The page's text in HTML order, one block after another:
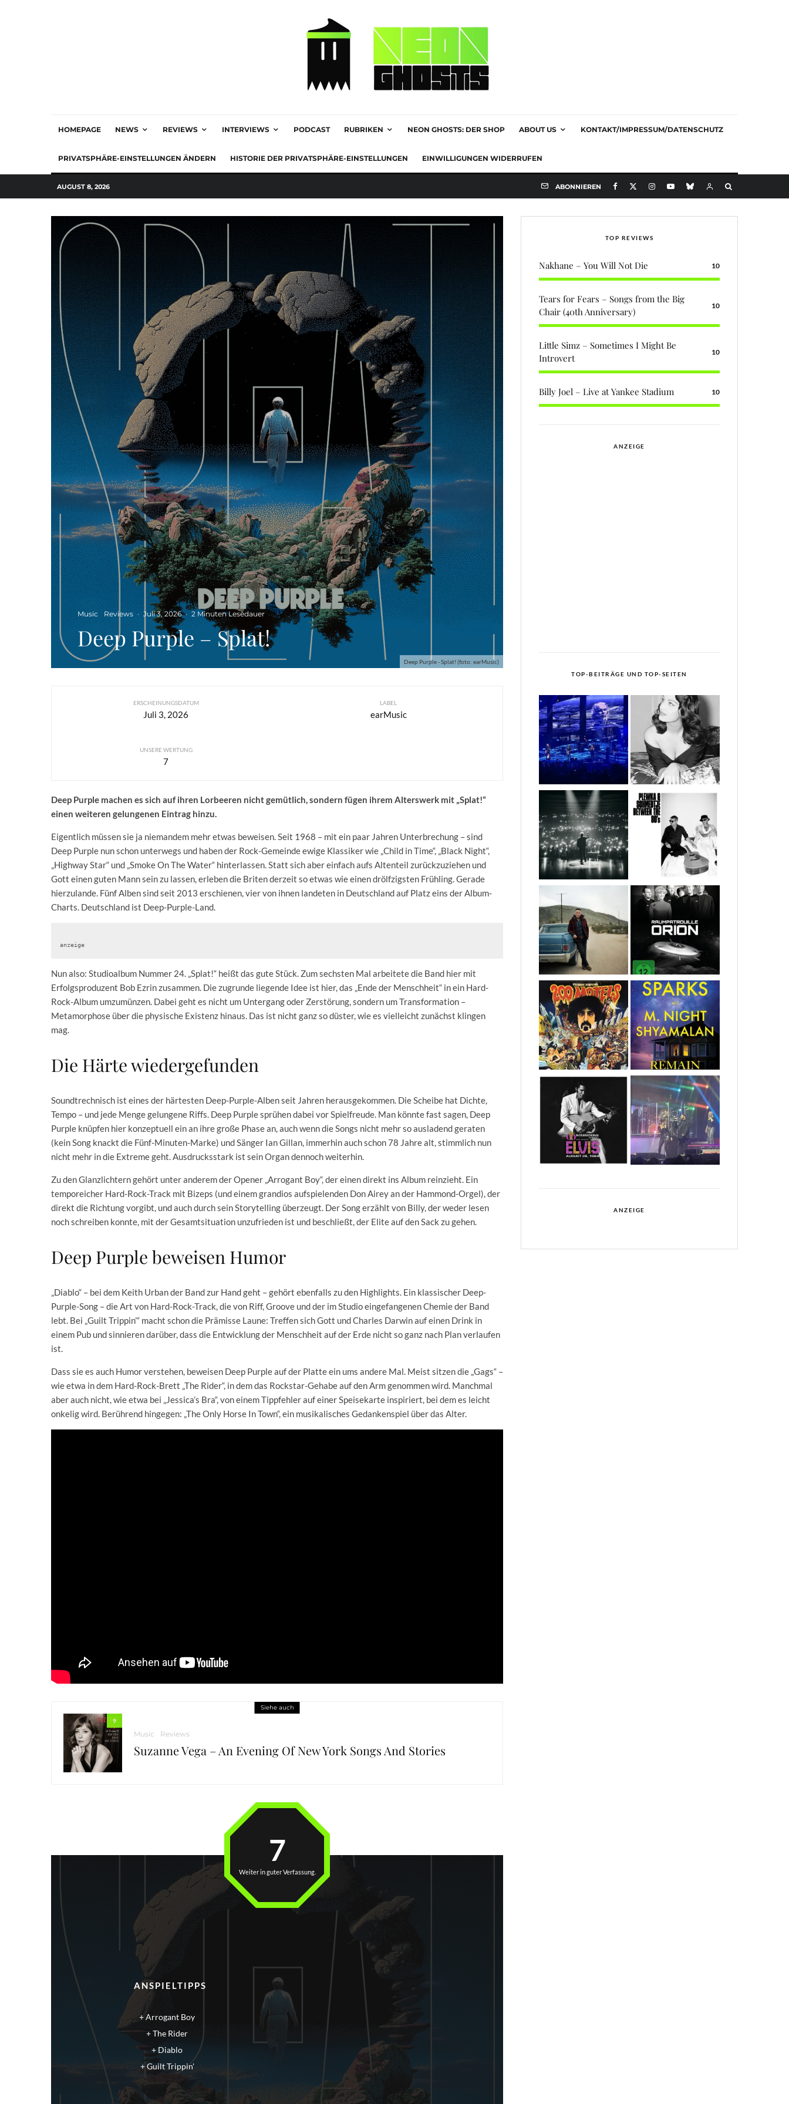
HOMEPAGE NEWS REVIEWS INTERVIEWS PODCAST RUBRIKEN NEON GHOSTS: DER SHOP ABOUT US KONTAKT/IMPRESSUM/DATENSCHUTZ
PRIVATSPHÄRE-EINSTELLUNGEN ÄNDERN HISTORIE DER PRIVATSPHÄRE-EINSTELLUNGEN EINWILLIGUNGEN WIDERRUFEN
AUGUST 8, 2026 ABONNIEREN
Deep Purple - Splat! (foto: earMusic)
Music Reviews · Juli 3, 2026 · 2 Minuten Lesedauer
Deep Purple – Splat!
ERSCHEINUNGSDATUM
Juli 3, 2026
LABEL
earMusic
UNSERE WERTUNG
7
Deep Purple machen es sich auf ihren Lorbeeren nicht gemütlich, sondern fügen ihrem Alterswerk mit „Splat!“
einen weiteren gelungenen Eintrag hinzu.
Eigentlich müssen sie ja niemandem mehr etwas beweisen. Seit 1968 – mit ein paar Jahren Unterbrechung – sind
Deep Purple nun schon unterwegs und haben der Rock-Gemeinde ewige Klassiker wie „Child in Time“, „Black Night“,
„Highway Star“ und „Smoke On The Water“ hinterlassen. Statt sich aber einfach aufs Altenteil zurückzuziehen und
Gott einen guten Mann sein zu lassen, erleben die Briten derzeit so etwas wie einen drölfzigsten Frühling. Gerade
hierzulande. Fünf Alben sind seit 2013 erschienen, vier von ihnen landeten in Deutschland auf Platz eins der Album-
Charts. Deutschland ist Deep-Purple-Land.
anzeige
Nun also: Studioalbum Nummer 24. „Splat!“ heißt das gute Stück. Zum sechsten Mal arbeitete die Band hier mit
Erfolgsproduzent Bob Ezrin zusammen. Die zugrunde liegende Idee ist hier, das „Ende der Menschheit“ in ein Hard-
Rock-Album umzumünzen. Dabei geht es nicht um Untergang oder Zerstörung, sondern um Transformation –
Metamorphose über die physische Existenz hinaus. Das ist nicht ganz so düster, wie es vielleicht zunächst klingen
mag.
Die Härte wiedergefunden
Soundtrechnisch ist eines der härtesten Deep-Purple-Alben seit Jahren herausgekommen. Die Scheibe hat Dichte,
Tempo – und jede Menge gelungene Riffs. Deep Purple sprühen dabei vor Spielfreude. Man könnte fast sagen, Deep
Purple knüpfen hier konzeptuell ein an ihre große Phase an, auch wenn die Songs nicht mehr so ausladend geraten
(kein Song knackt die Fünf-Minuten-Marke) und Sänger Ian Gillan, immerhin auch schon 78 Jahre alt, stimmlich nun
nicht mehr in die Extreme geht. Ausdrucksstark ist sein Organ dennoch weiterhin.
Zu den Glanzlichtern gehört unter anderem der Opener „Arrogant Boy“, der einen direkt ins Album reinzieht. Ein
temporeicher Hard-Rock-Track mit Bizeps (und einem grandios aufspielenden Don Airey an der Hammond-Orgel), der
direkt die Richtung vorgibt, und auch durch sein Storytelling überzeugt. Der Song erzählt von Billy, der weder lesen
noch schreiben konnte, mit der Gesamtsituation unzufrieden ist und beschließt, der Elite auf den Sack zu gehen.
Deep Purple beweisen Humor
„Diablo“ – bei dem Keith Urban der Band zur Hand geht – gehört ebenfalls zu den Highlights. Ein klassischer Deep-
Purple-Song – die Art von Hard-Rock-Track, die von Riff, Groove und der im Studio eingefangenen Chemie der Band
lebt. Bei „Guilt Trippin’“ macht schon die Prämisse Laune: Treffen sich Gott und Charles Darwin auf einen Drink in
einem Pub und sinnieren darüber, dass die Entwicklung der Menschheit auf der Erde nicht so ganz nach Plan verlaufen
ist.
Dass sie es auch Humor verstehen, beweisen Deep Purple auf der Platte ein ums andere Mal. Meist sitzen die „Gags“ –
wie etwa in dem Hard-Rock-Brett „The Rider“, in dem das Rockstar-Gehabe auf den Arm genommen wird. Manchmal
aber auch nicht, wie etwa bei „Jessica’s Bra“, von einem Tippfehler auf einer Speisekarte inspiriert, bei dem es leicht
onkelig wird. Berührend hingegen: „The Only Horse In Town“, ein musikalisches Gedankenspiel über das Alter.
Siehe auch
9
Music Reviews
Suzanne Vega – An Evening Of New York Songs And Stories
ANSPIELTIPPS
Arrogant Boy
The Rider
Diablo
Guilt Trippin'
7
Weiter in guter Verfassung.
TOP REVIEWS
Nakhane – You Will Not Die 10
Tears for Fears – Songs from the Big
Chair (40th Anniversary)
10
Little Simz – Sometimes I Might Be
Introvert
10
Billy Joel – Live at Yankee Stadium 10
ANZEIGE
TOP-BEITRÄGE UND TOP-SEITEN
ANZEIGE